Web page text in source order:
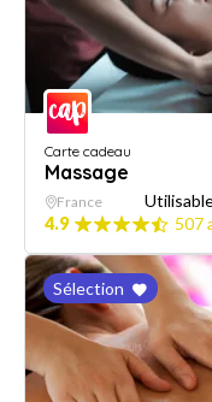
Carte cadeau
Massage
France
4.9
507
Sélection